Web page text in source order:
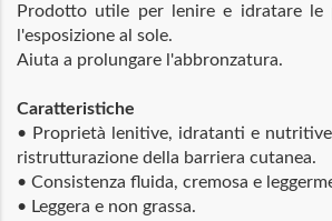
Prodotto utile per lenire e idratare le
l'esposizione al sole.
Aiuta a prolungare l'abbronzatura.
Caratteristiche
• Proprietà lenitive, idratanti e
ristrutturazione della barriera cutanea.
• Consistenza fluida, cremosa e
• Leggera e non grassa.